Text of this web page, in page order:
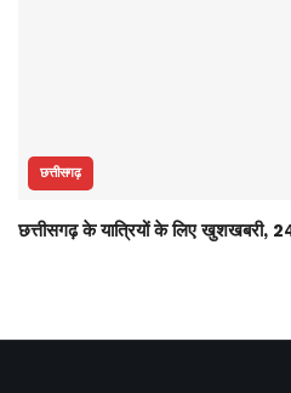
छत्तीसगढ़
छत्तीसगढ़ के यात्रियों के लिए खुशखबरी,